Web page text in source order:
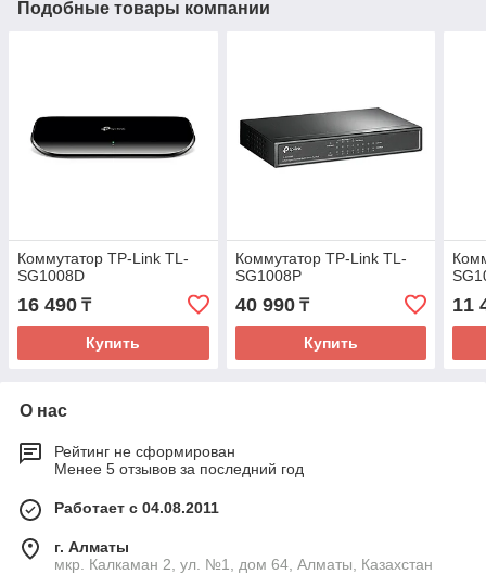
Подобные товары компании
Коммутатор TP-Link TL-
SG1008D
16 490 ₸
Купить
Коммутатор TP-Link TL-
SG1008P
40 990₸
Купить
11
О нас
Рейтинг не сформирован
Менее 5 отзывов за последний год
Работает с 04.08.2011
г. Алматы
мкр. Калкаман 2, ул. №1, дом 64, Алматы, Казахстан